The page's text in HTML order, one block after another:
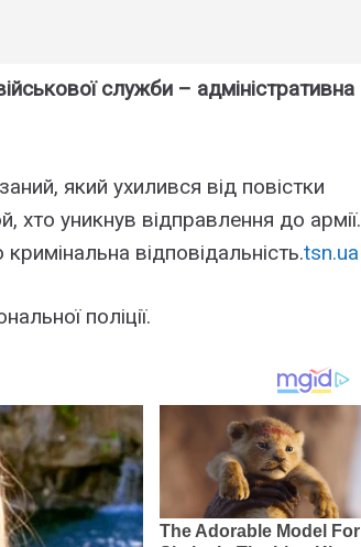
служби – адміністративна
який ухилився від повістки
хто уникнув відправлення до армії.
відповідальність.tsn.ua
поліції.